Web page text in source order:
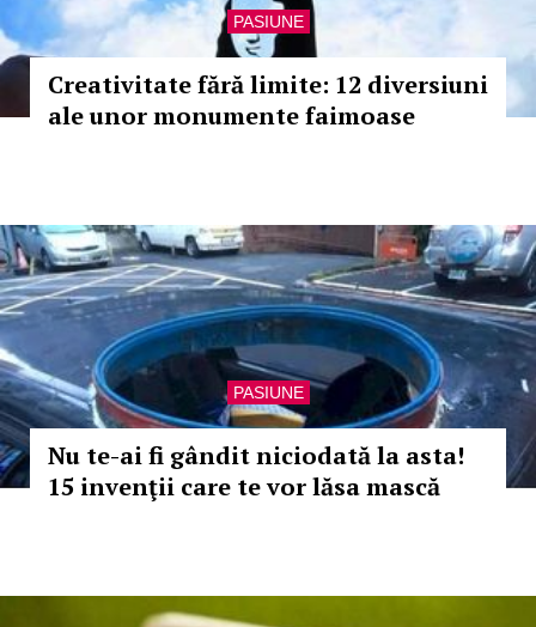
PASIUNE
Creativitate fără limite: 12 diversiuni
ale unor monumente faimoase
PASIUNE
Nu te-ai fi gândit niciodată la asta!
15 invenţii care te vor lăsa mască